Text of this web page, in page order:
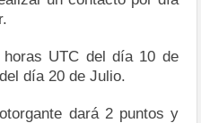
horas UTC del día 10 de
día 20 de Julio.
dará 2 puntos y